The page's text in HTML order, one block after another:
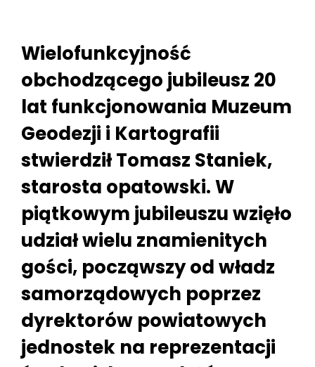
Wielofunkcyjność
obchodzącego jubileusz 20
lat funkcjonowania Muzeum
Geodezji i Kartografii
stwierdził Tomasz Staniek,
starosta opatowski. W
piątkowym jubileuszu wzięło
udział wielu znamienitych
gości, począwszy od władz
samorządowych poprzez
dyrektorów powiatowych
jednostek na reprezentacji